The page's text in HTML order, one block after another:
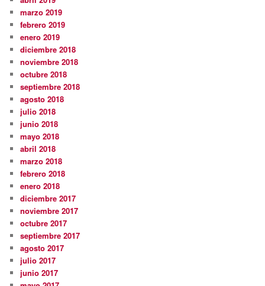
marzo 2019
febrero 2019
enero 2019
diciembre 2018
noviembre 2018
octubre 2018
septiembre 2018
agosto 2018
julio 2018
junio 2018
mayo 2018
abril 2018
marzo 2018
febrero 2018
enero 2018
diciembre 2017
noviembre 2017
octubre 2017
septiembre 2017
agosto 2017
julio 2017
junio 2017